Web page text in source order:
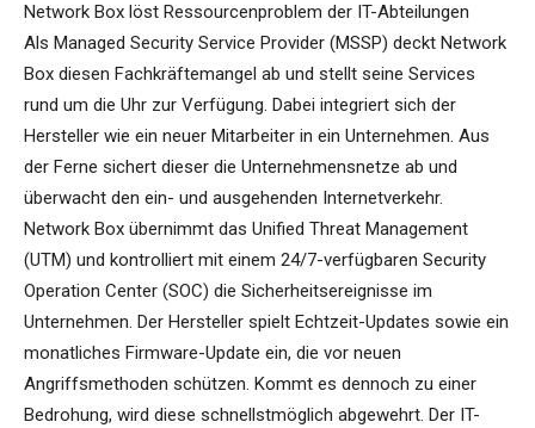
Network Box löst Ressourcenproblem der IT-Abteilungen
Als Managed Security Service Provider (MSSP) deckt Network
Box diesen Fachkräftemangel ab und stellt seine Services
rund um die Uhr zur Verfügung. Dabei integriert sich der
Hersteller wie ein neuer Mitarbeiter in ein Unternehmen. Aus
der Ferne sichert dieser die Unternehmensnetze ab und
überwacht den ein- und ausgehenden Internetverkehr.
Network Box übernimmt das Unified Threat Management
(UTM) und kontrolliert mit einem 24/7-verfügbaren Security
Operation Center (SOC) die Sicherheitsereignisse im
Unternehmen. Der Hersteller spielt Echtzeit-Updates sowie ein
monatliches Firmware-Update ein, die vor neuen
Angriffsmethoden schützen. Kommt es dennoch zu einer
Bedrohung, wird diese schnellstmöglich abgewehrt. Der IT-